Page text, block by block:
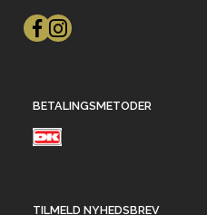
BETALINGSMETODER
TILMELD NYHEDSBREV